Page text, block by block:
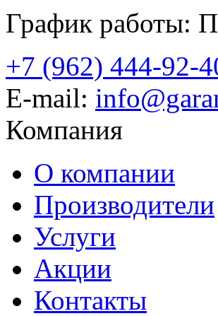
График работы:
+7 (962) 444-92-
E-mail:
Компания
О компании
Производители
Услуги
Акции
Контакты